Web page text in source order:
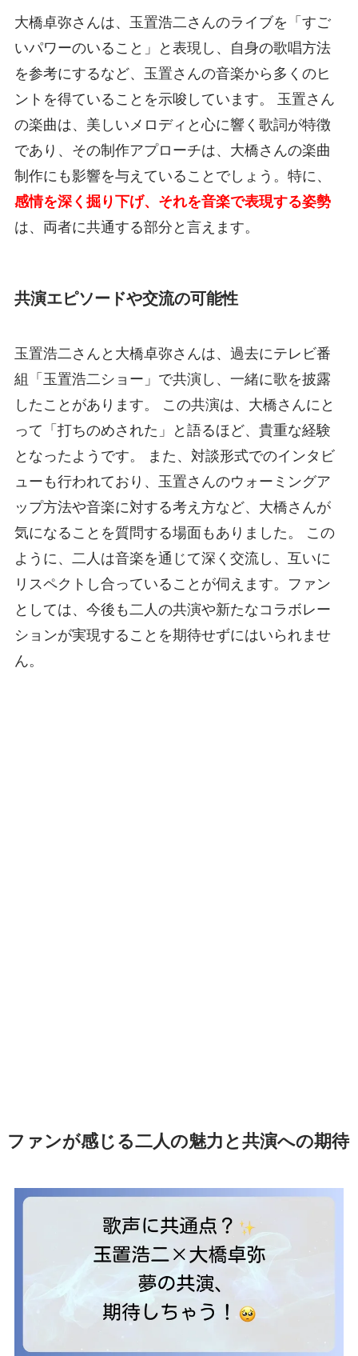
大橋卓弥さんは、玉置浩二さんのライブを「すご
いパワーのいること」と表現し、自身の歌唱方法
を参考にするなど、玉置さんの音楽から多くのヒ
ントを得ていることを示唆しています。 玉置さん
の楽曲は、美しいメロディと心に響く歌詞が特徴
であり、その制作アプローチは、大橋さんの楽曲
制作にも影響を与えていることでしょう。特に、
感情を深く掘り下げ、それを音楽で表現する姿勢
は、両者に共通する部分と言えます。
共演エピソードや交流の可能性
玉置浩二さんと大橋卓弥さんは、過去にテレビ番
組「玉置浩二ショー」で共演し、一緒に歌を披露
したことがあります。 この共演は、大橋さんにと
って「打ちのめされた」と語るほど、貴重な経験
となったようです。 また、対談形式でのインタビ
ューも行われており、玉置さんのウォーミングア
ップ方法や音楽に対する考え方など、大橋さんが
気になることを質問する場面もありました。 この
ように、二人は音楽を通じて深く交流し、互いに
リスペクトし合っていることが伺えます。ファン
としては、今後も二人の共演や新たなコラボレー
ションが実現することを期待せずにはいられませ
ん。
ファンが感じる二人の魅力と共演への期待